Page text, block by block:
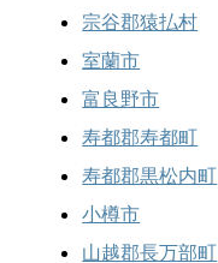
宗谷郡猿払村
室蘭市
富良野市
寿都郡寿都町
寿都郡黒松内町
小樽市
山越郡長万部町